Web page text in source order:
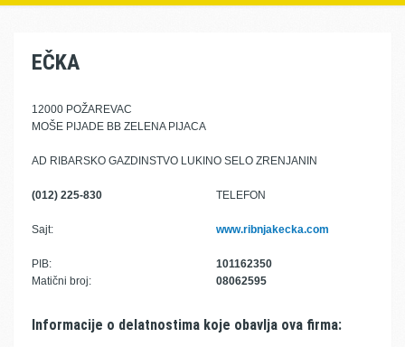
EČKA
12000 POŽAREVAC
MOŠE PIJADE BB ZELENA PIJACA
AD RIBARSKO GAZDINSTVO LUKINO SELO ZRENJANIN
(012) 225-830 TELEFON
Sajt: www.ribnjakecka.com
PIB:
101162350
Matični broj:
08062595
Informacije o delatnostima koje obavlja ova firma: